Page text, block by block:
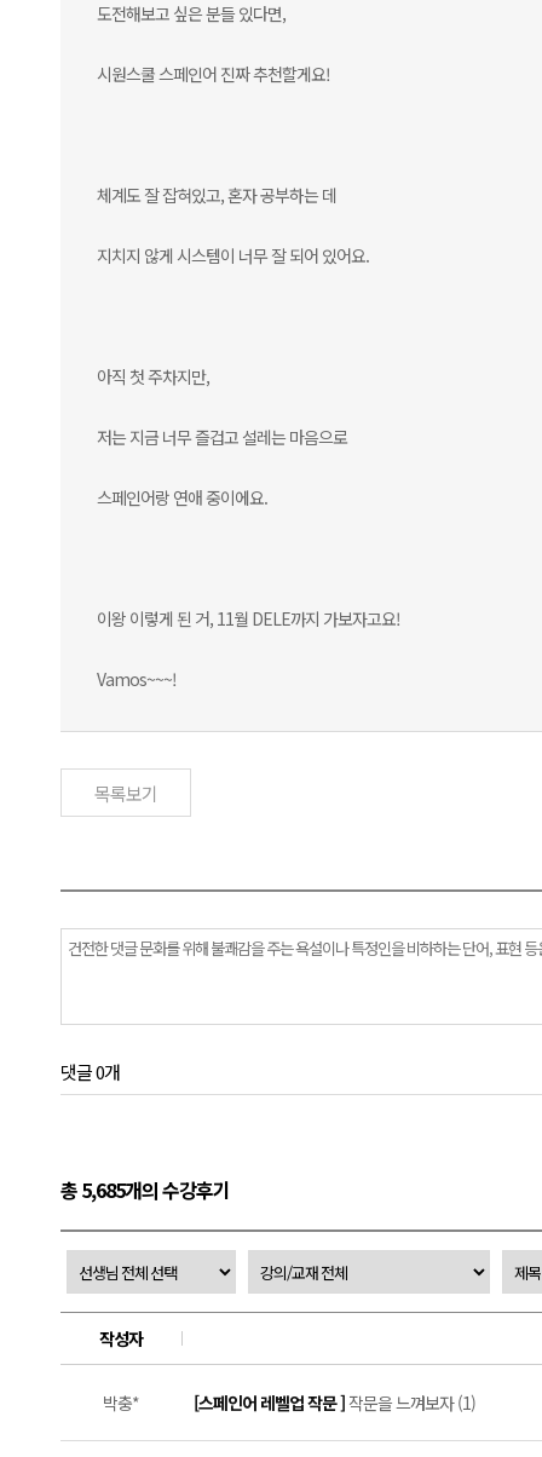
도전해보고 싶은 분들 있다면,
시원스쿨 스페인어 진짜 추천할게요!
체계도 잘 잡혀있고, 혼자 공부하는 데
지치지 않게 시스템이 너무 잘 되어 있어요.
아직 첫 주차지만,
저는 지금 너무 즐겁고 설레는 마음으로
스페인어랑 연애 중이에요.
이왕 이렇게 된 거, 11월 DELE까지 가보자고요!
Vamos~~~!
목록보기
댓글 0개
총 5,685개의 수강후기
작성자
박충* [스페인어 레벨업 작문 ] 작문을 느껴보자 (1)